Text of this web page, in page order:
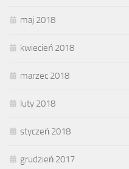
maj 2018
kwiecień 2018
marzec 2018
luty 2018
styczeń 2018
grudzień 2017